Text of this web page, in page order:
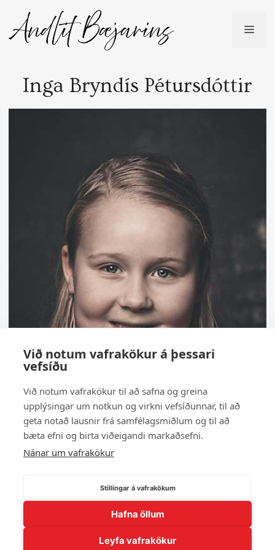
content
Inga Bryndís Pétursdóttir
← Til baka í myndasafn
Við notum vafrakökur á þessari
vefsíðu
Við notum vafrakökur til að safna og greina
upplýsingar um notkun og virkni vefsíðunnar, til að
geta notað lausnir frá samfélagsmiðlum og til að
bæta efni og birta viðeigandi markaðsefni.
Nánar um vafrakökur
Stillingar á vafrakökum
Hafna öllum
Leyfa vafrakökur